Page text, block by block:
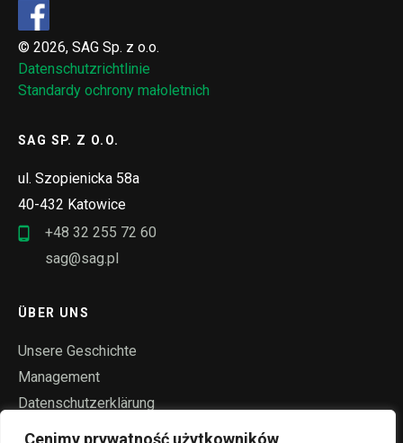
Cenimy prywatność użytkowników
© 2026, SAG Sp. z o.o.
Datenschutzrichtlinie
Standardy ochrony małoletnich
SAG SP. Z O.O.
ul. Szopienicka 58a
40-432 Katowice
+48 32 255 72 60
sag@sag.pl
ÜBER UNS
Unsere Geschichte
Management
Datenschutzerklärung
Filme